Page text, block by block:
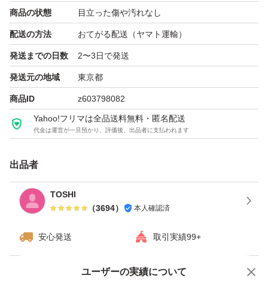
商品の状態 目立った傷や汚れなし
配送の方法 おてがる配送（ヤマト運輸）
発送までの日数 2〜3日で発送
発送元の地域 東京都
商品ID z603798082
Yahoo!フリマは全品送料無料・匿名配送
代金は運営が一旦預かり、評価後、出品者に支払われます
出品者
TOSHI
（3694） 本人確認済
安心発送 取引実績99+
ユーザーの実績について
価格の相談 商品への質問